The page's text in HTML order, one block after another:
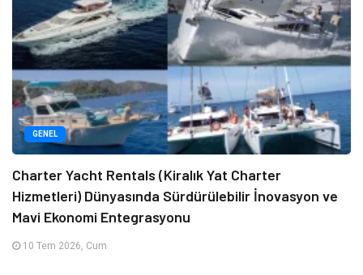
GENEL
Charter Yacht Rentals (Kiralık Yat Charter
Hizmetleri) Dünyasında Sürdürülebilir İnovasyon ve
Mavi Ekonomi Entegrasyonu
10 Tem 2026, Cum